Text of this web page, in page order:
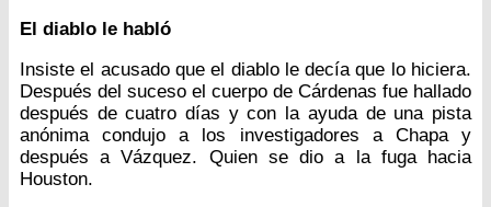
El diablo le habló
Insiste el acusado que el diablo le decía que lo hiciera.
Después del suceso el cuerpo de Cárdenas fue hallado
después de cuatro días y con la ayuda de una pista
anónima condujo a los investigadores a Chapa y
después a Vázquez. Quien se dio a la fuga hacia
Houston.